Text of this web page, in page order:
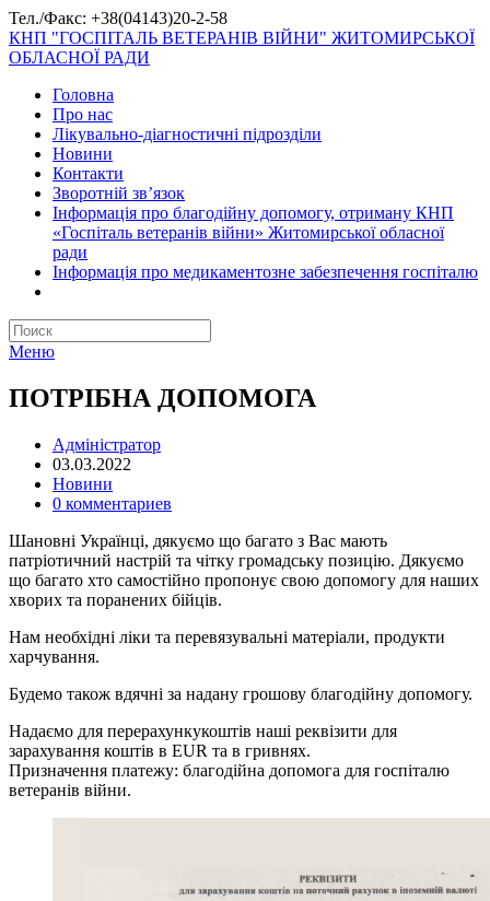
Тел./Факс: +38(04143)20-2-58
КНП "ГОСПІТАЛЬ ВЕТЕРАНІВ ВІЙНИ" ЖИТОМИРСЬКОЇ
ОБЛАСНОЇ РАДИ
Головна
Про нас
Лікувально-діагностичні підрозділи
Новини
Контакти
Зворотній зв’язок
Інформація про благодійну допомогу, отриману КНП
«Госпіталь ветеранів війни» Житомирської обласної
ради
Інформація про медикаментозне забезпечення госпіталю
Меню
ПОТРІБНА ДОПОМОГА
Адміністратор
03.03.2022
Новини
0 комментариев
Шановні Українці, дякуємо що багато з Вас мають
патріотичний настрій та чітку громадську позицію. Дякуємо
що багато хто самостійно пропонує свою допомогу для наших
хворих та поранених бійців.
Нам необхідні ліки та перевязувальні матеріали, продукти
харчування.
Будемо також вдячні за надану грошову благодійну допомогу.
Надаємо для перерахункукоштів наші реквізити для
зарахування коштів в EUR та в гривнях.
Призначення платежу: благодійна допомога для госпіталю
ветеранів війни.